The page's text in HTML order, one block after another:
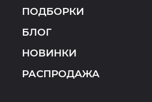
ПОДБОРКИ
БЛОГ
НОВИНКИ
РАСПРОДАЖА